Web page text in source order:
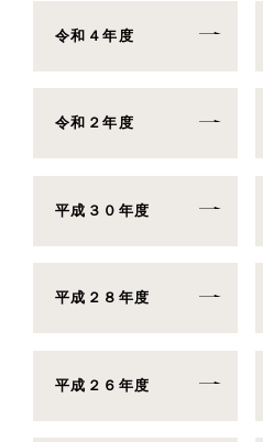
令和４年度
令和２年度
平成３０年度
平成２８年度
平成２６年度